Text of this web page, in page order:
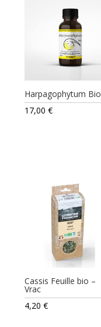
Harpagophytum Bio
17,00€
Cassis Feuille bio –
Vrac
4,20€